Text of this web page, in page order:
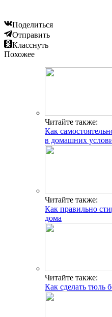
Поделиться
Отправить
Класснуть
Похожее
Читайте также:
Как
в домашних
Читайте также:
Как правильно
дома
Читайте также:
Как сделать тюль